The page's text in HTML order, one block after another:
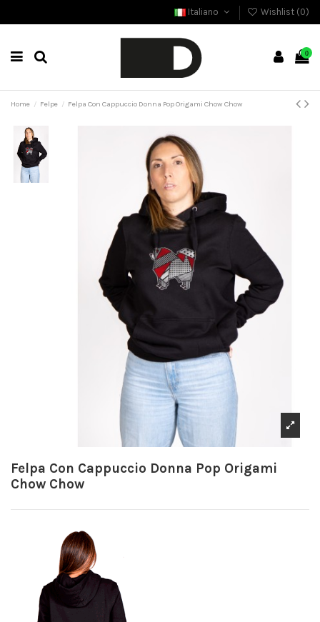
Italiano Wishlist (0)
0
Home Felpe Felpa Con Cappuccio Donna Pop Origami Chow Chow
Felpa Con Cappuccio Donna Pop Origami
Chow Chow